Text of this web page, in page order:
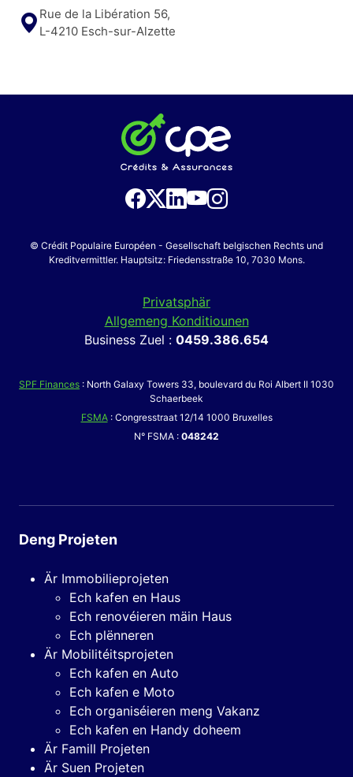
Rue de la Libération 56,
L-4210 Esch-sur-Alzette
© Crédit Populaire Européen - Gesellschaft belgischen Rechts und
Kreditvermittler. Hauptsitz: Friedensstraße 10, 7030 Mons.
Privatsphär
Allgemeng Konditiounen
Business Zuel : 0459.386.654
SPF Finances : North Galaxy Towers 33, boulevard du Roi Albert II 1030
Schaerbeek
FSMA: Congresstraat 12/14 1000 Bruxelles
N° FSMA : 048242
Deng Projeten
Är Immobilieprojeten
Ech kafen en Haus
Ech renovéieren mäin Haus
Ech plënneren
Är Mobilitéitsprojeten
Ech kafen en Auto
Ech kafen e Moto
Ech organiséieren meng Vakanz
Ech kafen en Handy doheem
Är Famill Projeten
Är Suen Projeten